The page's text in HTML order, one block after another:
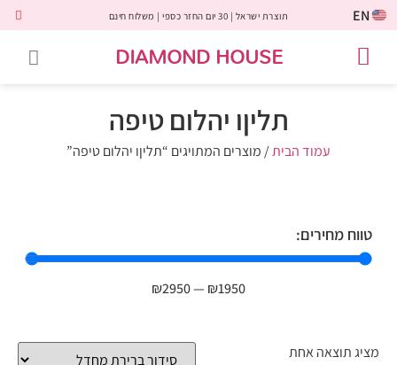
EN תוצרת ישראל | 30 יום החזר כספי | משלוח חינם
DIAMOND HOUSE
תליןו יהלום טיפה
עמוד הבית/ מוצרים המתויגים “תליןו יהלום טיפה”
טווח מחירים:
₪1950
—
₪2950
מציג תוצאה אחת